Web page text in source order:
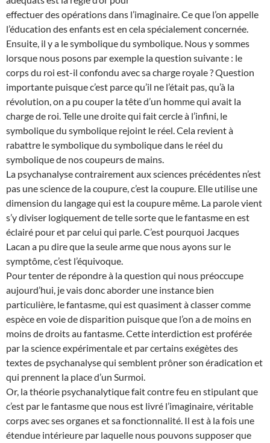
effectuer des opérations dans l’imaginaire. Ce que l’on appelle
l’éducation des enfants est en cela spécialement concernée.
Ensuite, il y a le symbolique du symbolique. Nous y sommes
lorsque nous posons par exemple la question suivante : le
corps du roi est-il confondu avec sa charge royale ? Question
importante puisque c’est parce qu’il ne l’était pas, qu’à la
révolution, on a pu couper la tête d’un homme qui avait la
charge de roi. Telle une droite qui fait cercle à l’infini, le
symbolique du symbolique rejoint le réel. Cela revient à
rabattre le symbolique du symbolique dans le réel du
symbolique de nos coupeurs de mains.
La psychanalyse contrairement aux sciences précédentes n’est
pas une science de la coupure, c’est la coupure. Elle utilise une
dimension du langage qui est la coupure même. La parole vient
s’y diviser logiquement de telle sorte que le fantasme en est
éclairé pour et par celui qui parle. C’est pourquoi Jacques
Lacan a pu dire que la seule arme que nous ayons sur le
symptôme, c’est l’équivoque.
Pour tenter de répondre à la question qui nous préoccupe
aujourd’hui, je vais donc aborder une instance bien
particulière, le fantasme, qui est quasiment à classer comme
espèce en voie de disparition puisque que l’on a de moins en
moins de droits au fantasme. Cette interdiction est proférée
par la science expérimentale et par certains exégètes des
textes de psychanalyse qui semblent prôner son éradication et
qui prennent la place d’un Surmoi.
Or, la théorie psychanalytique fait contre feu en stipulant que
c’est par le fantasme que nous est livré l’imaginaire, véritable
corps avec ses organes et sa fonctionnalité. Il est à la fois une
étendue intérieure par laquelle nous pouvons supposer que